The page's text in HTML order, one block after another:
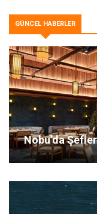
GÜNCEL HABERLER
Nobu’da